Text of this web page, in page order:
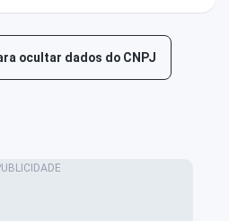
ocultar dados do CNPJ